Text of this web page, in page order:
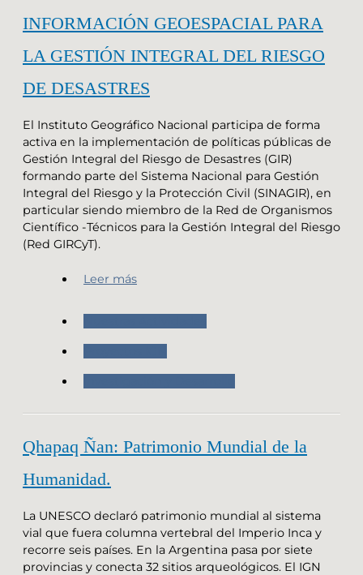
INFORMACIÓN GEOESPACIAL PARA
LA GESTIÓN INTEGRAL DEL RIESGO
DE DESASTRES
El Instituto Geográfico Nacional participa de forma
activa en la implementación de políticas públicas de
Gestión Integral del Riesgo de Desastres (GIR)
formando parte del Sistema Nacional para Gestión
Integral del Riesgo y la Protección Civil (SINAGIR), en
particular siendo miembro de la Red de Organismos
Científico -Técnicos para la Gestión Integral del Riesgo
(Red GIRCyT).
Leer más
Qhapaq Ñan: Patrimonio Mundial de la
Humanidad.
La UNESCO declaró patrimonio mundial al sistema
vial que fuera columna vertebral del Imperio Inca y
recorre seis países. En la Argentina pasa por siete
provincias y conecta 32 sitios arqueológicos. El IGN